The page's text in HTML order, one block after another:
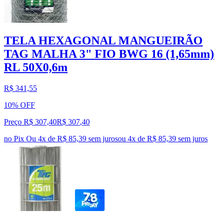
TELA HEXAGONAL MANGUEIRÃO
TAG MALHA 3" FIO BWG 16 (1,65mm)
RL 50X0,6m
R$ 341,55
10% OFF
Preço R$ 307,40R$ 307,40
no Pix Ou 4x de R$ 85,39 sem jurosou 4x de R$ 85,39 sem juros